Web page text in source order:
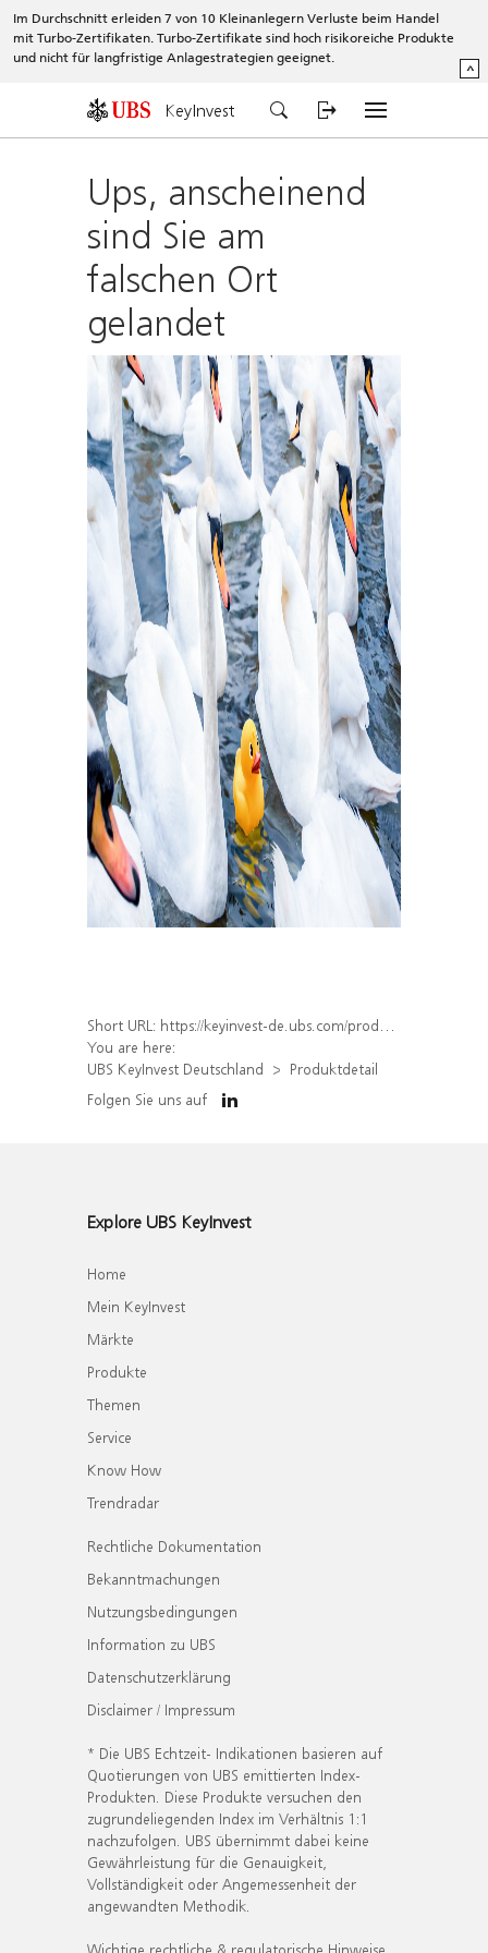
Im Durchschnitt erleiden 7 von 10 Kleinanlegern Verluste beim Handel
mit Turbo-Zertifikaten. Turbo-Zertifikate sind hoch risikoreiche Produkte
und nicht für langfristige Anlagestrategien geeignet.
^
KeyInvest
Ups, anscheinend
sind Sie am
falschen Ort
gelandet
Short URL: https://keyinvest-de.ubs.com/produkt/detail/index/isin/DE000WA7FNJ9
You are here:
UBS KeyInvest Deutschland
Produktdetail
Folgen Sie uns auf
Explore UBS KeyInvest
Home
Mein KeyInvest
Märkte
Produkte
Themen
Service
Know How
Trendradar
Rechtliche Dokumentation
Bekanntmachungen
Nutzungsbedingungen
Information zu UBS
Datenschutzerklärung
Disclaimer / Impressum
* Die UBS Echtzeit- Indikationen basieren auf
Quotierungen von UBS emittierten Index-
Produkten. Diese Produkte versuchen den
zugrundeliegenden Index im Verhältnis 1:1
nachzufolgen. UBS übernimmt dabei keine
Gewährleistung für die Genauigkeit,
Vollständigkeit oder Angemessenheit der
angewandten Methodik.